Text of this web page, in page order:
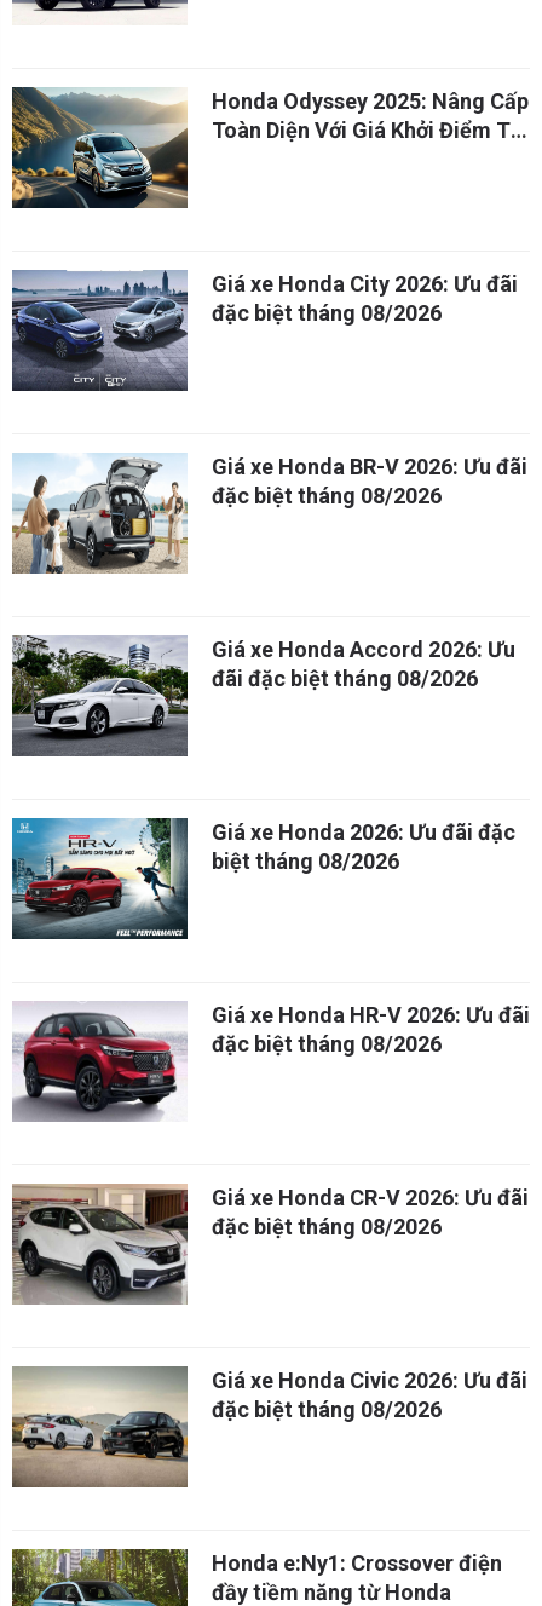
Honda Odyssey 2025: Nâng Cấp
Toàn Diện Với Giá Khởi Điểm Từ
Giá xe Honda City 2026: Ưu đãi
đặc biệt tháng 08/2026
Giá xe Honda BR-V 2026: Ưu đãi
đặc biệt tháng 08/2026
Giá xe Honda Accord 2026: Ưu
đãi đặc biệt tháng 08/2026
Giá xe Honda 2026: Ưu đãi đặc
biệt tháng 08/2026
Giá xe Honda HR-V 2026: Ưu đãi
đặc biệt tháng 08/2026
Giá xe Honda CR-V 2026: Ưu đãi
đặc biệt tháng 08/2026
Giá xe Honda Civic 2026: Ưu đãi
đặc biệt tháng 08/2026
Honda e:Ny1: Crossover điện
đầy tiềm năng từ Honda